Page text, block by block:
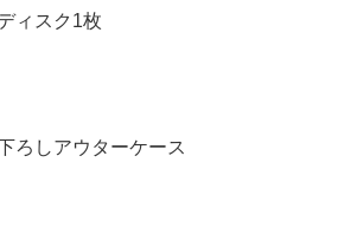
ィスク1枚
ろしアウターケース